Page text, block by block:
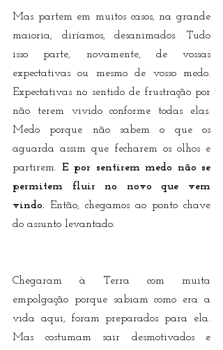
Mas partem em muitos casos, na grande
maioria, diríamos, desanimados. Tudo
isso parte, novamente, de vossas
expectativas ou mesmo de vosso medo.
Expectativas no sentido de frustração por
não terem vivido conforme todas elas.
Medo porque não sabem o que os
aguarda assim que fecharem os olhos e
partirem. E por sentirem medo não se
permitem fluir no novo que vem
vindo. Então, chegamos ao ponto chave
do assunto levantado.
Chegaram à Terra com muita
empolgação porque sabiam como era a
vida aqui, foram preparados para ela.
Mas costumam sair desmotivados e